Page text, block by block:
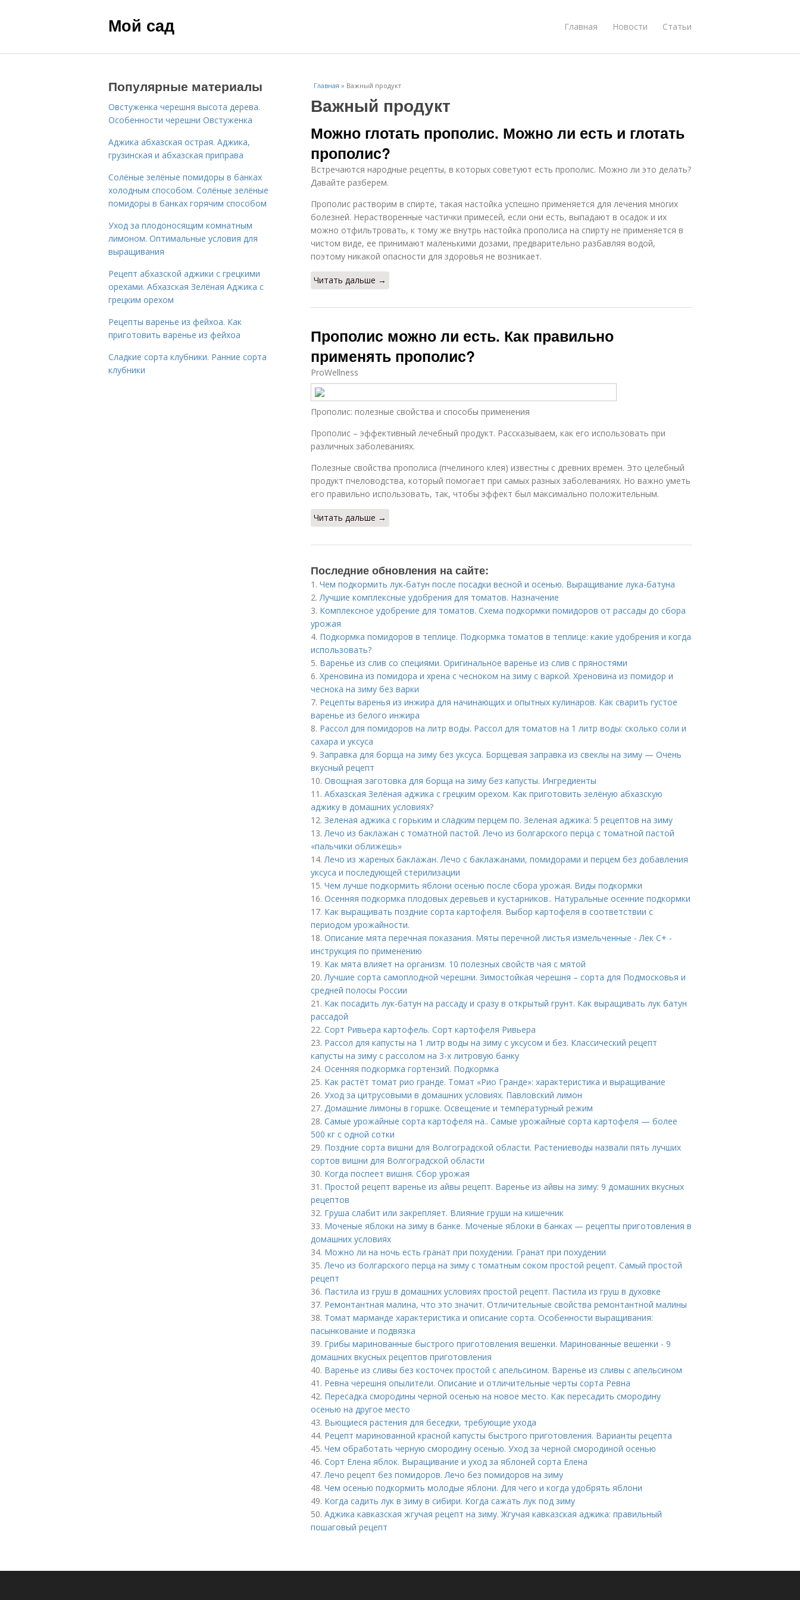
Мой сад Главная Новости Статьи
Главная » Важный продукт
Важный продукт
Можно глотать прополис. Можно ли есть и глотать
прополис?
Встречаются народные рецепты, в которых советуют есть прополис. Можно ли это делать?
Давайте разберем.
Прополис растворим в спирте, такая настойка успешно применяется для лечения многих
болезней. Нерастворенные частички примесей, если они есть, выпадают в осадок и их
можно отфильтровать, к тому же внутрь настойка прополиса на спирту не применяется в
чистом виде, ее принимают маленькими дозами, предварительно разбавляя водой,
поэтому никакой опасности для здоровья не возникает.
Читать дальше →
Прополис можно ли есть. Как правильно
применять прополис?
ProWellness
Прополис: полезные свойства и способы применения
Прополис – эффективный лечебный продукт. Рассказываем, как его использовать при
различных заболеваниях.
Полезные свойства прополиса (пчелиного клея) известны с древних времен. Это целебный
продукт пчеловодства, который помогает при самых разных заболеваниях. Но важно уметь
его правильно использовать, так, чтобы эффект был максимально положительным.
Читать дальше →
Последние обновления на сайте:
1. Чем подкормить лук-батун после посадки весной и осенью. Выращивание лука-батуна
2.Лучшие комплексные удобрения для томатов. Назначение
3. Комплексное удобрение для томатов. Схема подкормки помидоров от рассады до сбора
урожая
4. Подкормка помидоров в теплице. Подкормка томатов в теплице: какие удобрения и когда
использовать?
5. Варенье из слив со специями. Оригинальное варенье из слив с пряностями
6. Хреновина из помидора и хрена с чесноком на зиму с варкой. Хреновина из помидор и
чеснока на зиму без варки
7. Рецепты варенья из инжира для начинающих и опытных кулинаров. Как сварить густое
варенье из белого инжира
8. Рассол для помидоров на литр воды. Рассол для томатов на 1 литр воды: сколько соли и
сахара и уксуса
9. Заправка для борща на зиму без уксуса. Борщевая заправка из свеклы на зиму — Очень
вкусный рецепт
10. Овощная заготовка для борща на зиму без капусты. Ингредиенты
11. Абхазская Зелёная аджика с грецким орехом. Как приготовить зелёную абхазскую
аджику в домашних условиях?
12. Зеленая аджика с горьким и сладким перцем по. Зеленая аджика: 5 рецептов на зиму
13.Лечо из баклажан с томатной пастой. Лечо из болгарского перца с томатной пастой
«пальчики оближешь»
14.Лечо из жареных баклажан. Лечо с баклажанами, помидорами и перцем без добавления
уксуса и последующей стерилизации
15. Чем лучше подкормить яблони осенью после сбора урожая. Виды подкормки
16. Осенняя подкормка плодовых деревьев и кустарников.. Натуральные осенние подкормки
17. Как выращивать поздние сорта картофеля. Выбор картофеля в соответствии с
периодом урожайности.
18. Описание мята перечная показания. Мяты перечной листья измельченные - Лек С+ -
инструкция по применению
19. Как мята влияет на организм. 10 полезных свойств чая с мятой
20.Лучшие сорта самоплодной черешни. Зимостойкая черешня – сорта для Подмосковья и
средней полосы России
21. Как посадить лук-батун на рассаду и сразу в открытый грунт. Как выращивать лук батун
рассадой
22. Сорт Ривьера картофель. Сорт картофеля Ривьера
23. Рассол для капусты на 1 литр воды на зиму с уксусом и без. Классический рецепт
капусты на зиму с рассолом на 3-х литровую банку
24. Осенняя подкормка гортензий. Подкормка
25. Как растёт томат рио гранде. Томат «Рио Гранде»: характеристика и выращивание
26. Уход за цитрусовыми в домашних условиях. Павловский лимон
27. Домашние лимоны в горшке. Освещение и температурный режим
28. Самые урожайные сорта картофеля на.. Самые урожайные сорта картофеля — более
500 кг с одной сотки
29. Поздние сорта вишни для Волгоградской области. Растениеводы назвали пять лучших
сортов вишни для Волгоградской области
30. Когда поспеет вишня. Сбор урожая
31. Простой рецепт варенье из айвы рецепт. Варенье из айвы на зиму: 9 домашних вкусных
рецептов
32. Груша слабит или закрепляет. Влияние груши на кишечник
33. Моченые яблоки на зиму в банке. Моченые яблоки в банках — рецепты приготовления в
домашних условиях
34. Можно ли на ночь есть гранат при похудении. Гранат при похудении
35.Лечо из болгарского перца на зиму с томатным соком простой рецепт. Самый простой
рецепт
36. Пастила из груш в домашних условиях простой рецепт. Пастила из груш в духовке
37. Ремонтантная малина, что это значит. Отличительные свойства ремонтантной малины
38. Томат марманде характеристика и описание сорта. Особенности выращивания:
пасынкование и подвязка
39. Грибы маринованные быстрого приготовления вешенки. Маринованные вешенки - 9
домашних вкусных рецептов приготовления
40. Варенье из сливы без косточек простой с апельсином. Варенье из сливы с апельсином
41. Ревна черешня опылители. Описание и отличительные черты сорта Ревна
42. Пересадка смородины черной осенью на новое место. Как пересадить смородину
осенью на другое место
43. Вьющиеся растения для беседки, требующие ухода
44. Рецепт маринованной красной капусты быстрого приготовления. Варианты рецепта
45. Чем обработать черную смородину осенью. Уход за черной смородиной осенью
46. Сорт Елена яблок. Выращивание и уход за яблоней сорта Елена
47.Лечо рецепт без помидоров. Лечо без помидоров на зиму
48. Чем осенью подкормить молодые яблони. Для чего и когда удобрять яблони
49. Когда садить лук в зиму в сибири. Когда сажать лук под зиму
50. Аджика кавказская жгучая рецепт на зиму. Жгучая кавказская аджика: правильный
пошаговый рецепт
Популярные материалы
Овстуженка черешня высота дерева.
Особенности черешни Овстуженка
Аджика абхазская острая. Аджика,
грузинская и абхазская приправа
Солёные зелёные помидоры в банках
холодным способом. Солёные зелёные
помидоры в банках горячим способом
Уход за плодоносящим комнатным
лимоном. Оптимальные условия для
выращивания
Рецепт абхазской аджики с грецкими
орехами. Абхазская Зелёная Аджика с
грецким орехом
Рецепты варенье из фейхоа. Как
приготовить варенье из фейхоа
Сладкие сорта клубники. Ранние сорта
клубники